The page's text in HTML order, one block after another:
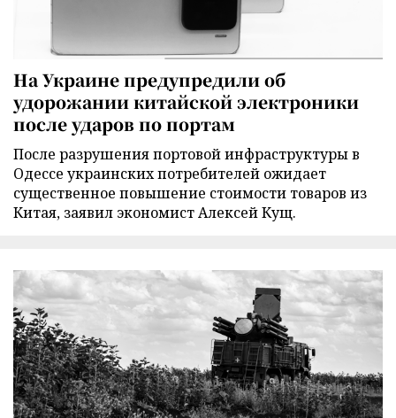
На Украине предупредили об
удорожании китайской электроники
после ударов по портам
После разрушения портовой инфраструктуры в
Одессе украинских потребителей ожидает
существенное повышение стоимости товаров из
Китая, заявил экономист Алексей Кущ.